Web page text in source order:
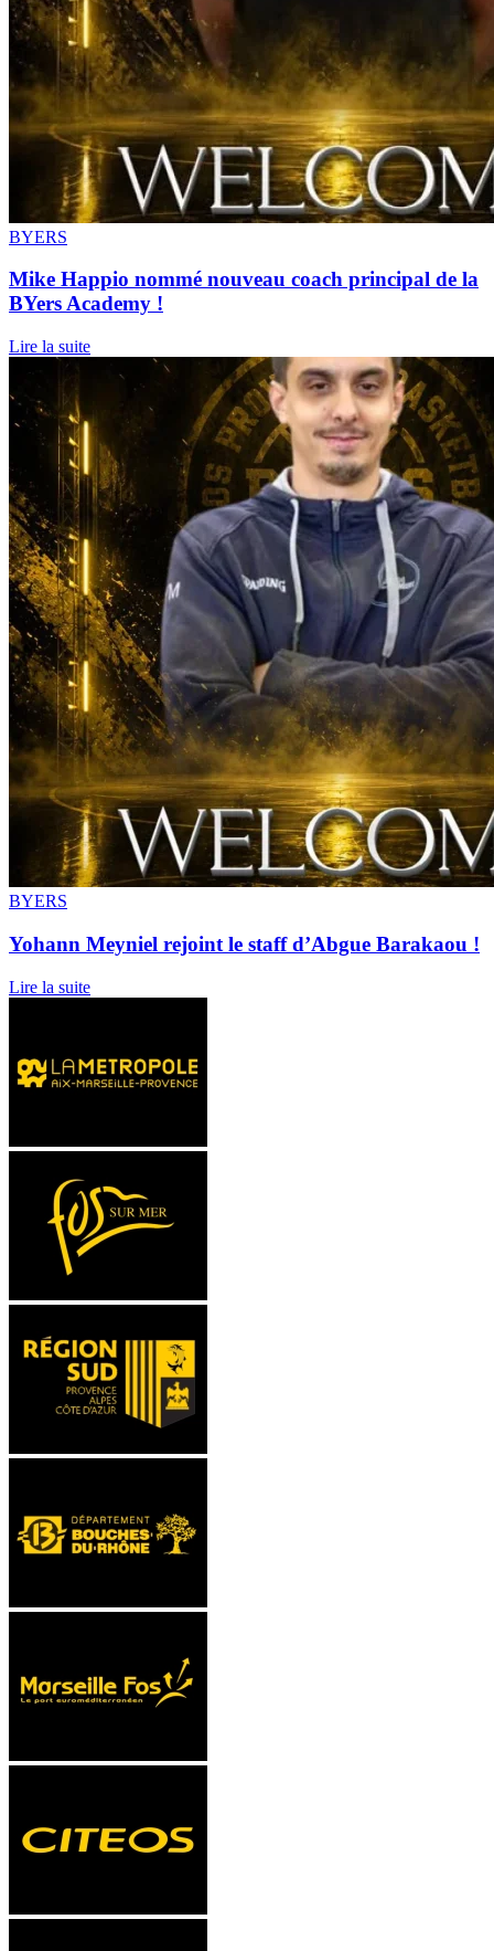
BYERS
Mike Happio nommé nouveau coach principal de la
BYers Academy !
Lire la suite
BYERS
Yohann Meyniel rejoint le staff d’Abgue Barakaou !
Lire la suite